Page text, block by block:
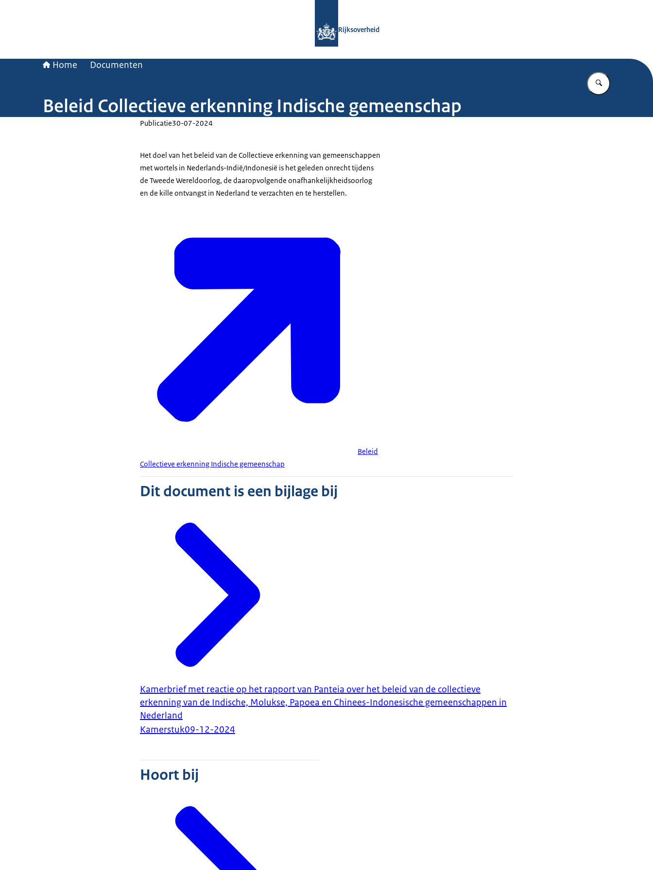
Rijksoverheid
Home Documenten
Vul in wat u
Beleid Collectieve erkenning Indische gemeenschap
Publicatie30-07-2024
Het doel van het beleid van de Collectieve erkenning van gemeenschappen
met wortels in Nederlands-Indië/Indonesië is het geleden onrecht tijdens
de Tweede Wereldoorlog, de daaropvolgende onafhankelijkheidsoorlog
en de kille ontvangst in Nederland te verzachten en te herstellen.
Beleid
Collectieve erkenning Indische gemeenschap
Dit document is een bijlage bij
Kamerbrief met reactie op het rapport van Panteia over het beleid van de collectieve
erkenning van de Indische, Molukse, Papoea en Chinees-Indonesische gemeenschappen in
Nederland
Kamerstuk09-12-2024
Hoort bij